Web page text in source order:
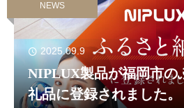
NEWS
2025.09.9
NIPLUX製品が福岡市の
礼品に登録されました。